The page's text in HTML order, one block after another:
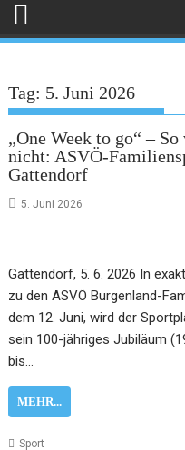
Tag: 5. Juni 2026
„One Week to go“ –
nicht: ASVÖ-
Gattendorf
5. Juni 2026
Gattendorf, 5. 6. 2026 In
zu den ASVÖ Burgenland-
dem 12. Juni, wird der
sein 100-jähriges Jubiläum
bis…
MEHR...
Sport